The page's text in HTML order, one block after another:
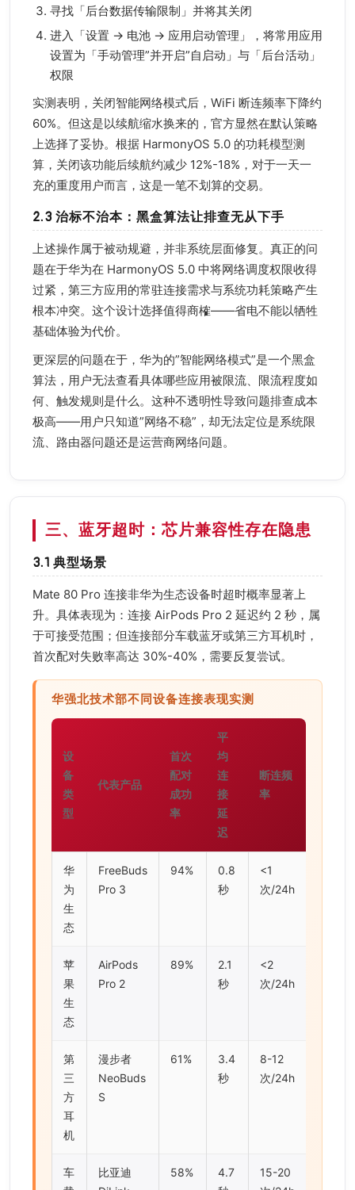
寻找「后台数据传输限制」并将其关闭
进入「设置 → 电池 → 应用启动管理」，将常用应用
设置为「手动管理”并开启”自启动」与「后台活动」
权限
实测表明，关闭智能网络模式后，WiFi 断连频率下降约
60%。但这是以续航缩水换来的，官方显然在默认策略
上选择了妥协。根据 HarmonyOS 5.0 的功耗模型测
算，关闭该功能后续航约减少 12%-18%，对于一天一
充的重度用户而言，这是一笔不划算的交易。
2.3 治标不治本：黑盒算法让排查无从下手
上述操作属于被动规避，并非系统层面修复。真正的问
题在于华为在 HarmonyOS 5.0 中将网络调度权限收得
过紧，第三方应用的常驻连接需求与系统功耗策略产生
根本冲突。这个设计选择值得商榷——省电不能以牺牲
基础体验为代价。
更深层的问题在于，华为的”智能网络模式”是一个黑盒
算法，用户无法查看具体哪些应用被限流、限流程度如
何、触发规则是什么。这种不透明性导致问题排查成本
极高——用户只知道”网络不稳”，却无法定位是系统限
流、路由器问题还是运营商网络问题。
三、蓝牙超时：芯片兼容性存在隐患
3.1 典型场景
Mate 80 Pro 连接非华为生态设备时超时概率显著上
升。具体表现为：连接 AirPods Pro 2 延迟约 2 秒，属
于可接受范围；但连接部分车载蓝牙或第三方耳机时，
首次配对失败率高达 30%-40%，需要反复尝试。
华强北技术部不同设备连接表现实测
设
备
类
型
代表产品
首次
配对
成功
率
平
均
连
接
延
迟
断连频
率
华
为
生
态
FreeBuds
Pro 3
94%
0.8
秒
<1
次/24h
苹
果
生
态
AirPods
Pro 2
89%
2.1
秒
<2
次/24h
第
三
方
耳
机
漫步者
NeoBuds
S
61%
3.4
秒
8-12
次/24h
车
比亚迪
58%
4.7
15-20